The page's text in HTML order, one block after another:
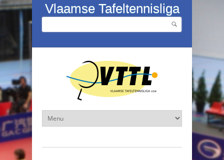
Overslaan en naar de inhoud gaan
Vlaamse Tafeltennisliga
Zoekveld